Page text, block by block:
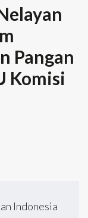
Pangan
Komisi
Indonesia